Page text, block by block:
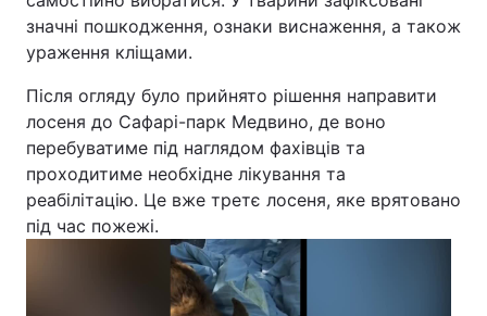
значні пошкодження, ознаки виснаження, а також
ураження кліщами.
Після огляду було прийнято рішення направити
лосеня до Сафарі-парк Медвино, де воно
перебуватиме під наглядом фахівців та
проходитиме необхідне лікування та
реабілітацію. Це вже третє лосеня, яке врятовано
під час пожежі.